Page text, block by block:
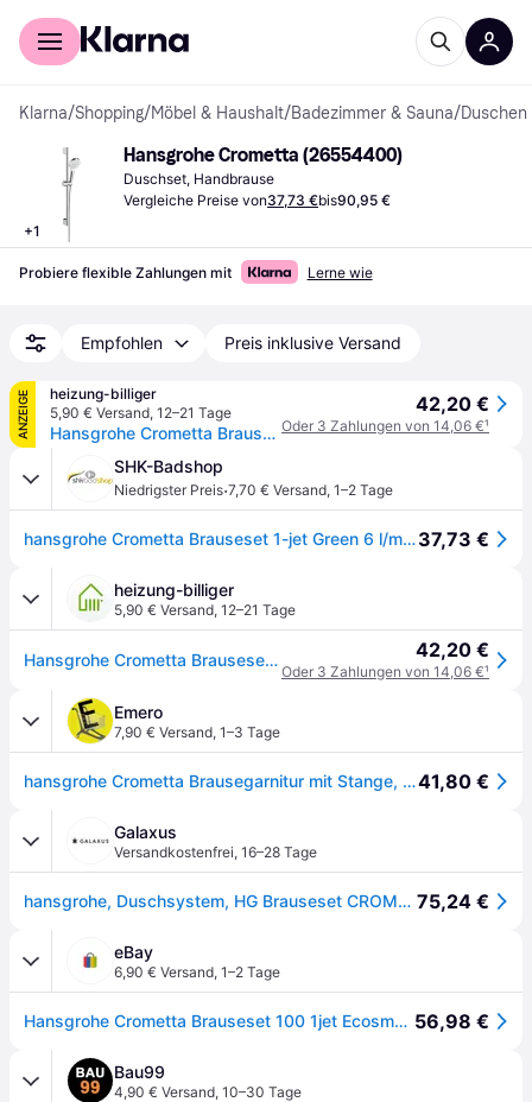
Für Shopper
Klarna/Shopping/Möbel & Haushalt/Badezimmer & Sauna/
+1
Hansgrohe Crometta (26554400)
Duschset, Handbrause
Vergleiche Preise von37,73 €bis90,95 €
Probiere flexible Zahlungen mit Lerne wie
Empfohlen Preis inklusive Versand
ANZEIGE
heizung-billiger
5,90 € Versand, 12–21 Tage
Hansgrohe Crometta Brauseset 100mm, 4,8l/min, 1jet EcoSmartPlus, Brausestange 65cm, Weiß/Chrom 26554400
42,20 €
Oder 3 Zahlungen von 14,06 €¹
SHK-Badshop
Niedrigster Preis·7,70 € Versand, 1–2 Tage
hansgrohe Crometta Brauseset 1-jet Green 6 l/min mit Brausestange 65 cm, weiß/ chrom, 2655440037,73 €
heizung-billiger
5,90 € Versand, 12–21 Tage
Hansgrohe Crometta Brauseset 100mm, 4,8l/min, 1jet EcoSmartPlus, Brausestange 65cm, Weiß/Chrom 26554400 42,20 €
Oder 3 Zahlungen von 14,06 €¹
Emero
7,90 € Versand, 1–3 Tage
hansgrohe Crometta Brausegarnitur mit Stange, 1 Strahlart, 26554400,41,80 €
Galaxus
Versandkostenfrei, 16–28 Tage
hansgrohe, Duschsystem, HG Brauseset CROMETTA 1JET Unica' Croma Bsta 650mm gr 6 l/m we/chr 75,24 €
eBay
6,90 € Versand, 1–2 Tage
Hansgrohe Crometta Brauseset 100 1jet Ecosmart+ Mit Brausestange 650... 26554400 56,98 €
Bau99
4,90 € Versand, 10–30 Tage